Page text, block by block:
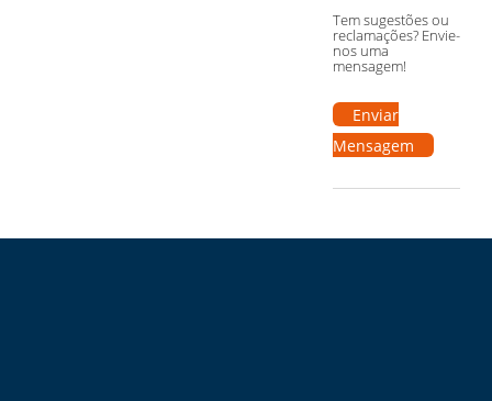
Tem sugestões ou
reclamações? Envie-
nos uma
mensagem!
Enviar
Mensagem